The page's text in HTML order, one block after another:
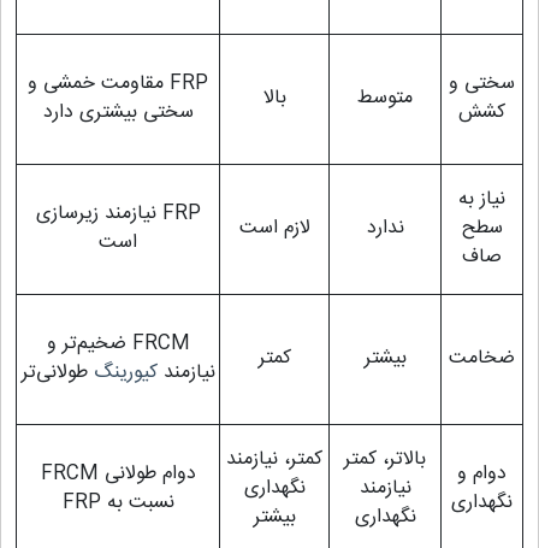
سختی و
کشش
متوسط بالا
FRP مقاومت خمشی و
سختی بیشتری دارد
نیاز به
سطح
صاف
ندارد لازم است
FRP نیازمند زیرسازی
است
ضخامت بیشتر کمتر
FRCM ضخیم‌تر و
نیازمندکیورینگ طولانی‌تر
دوام و
نگهداری
بالاتر، کمتر
نیازمند
نگهداری
کمتر، نیازمند
نگهداری
بیشتر
دوام طولانی FRCM
نسبت به FRP